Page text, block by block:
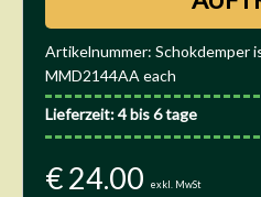
Artikelnummer: Schokdemper
MMD2144AA each
Lieferzeit: 4 bis 6 tage
€ 24.00 exkl. MwSt